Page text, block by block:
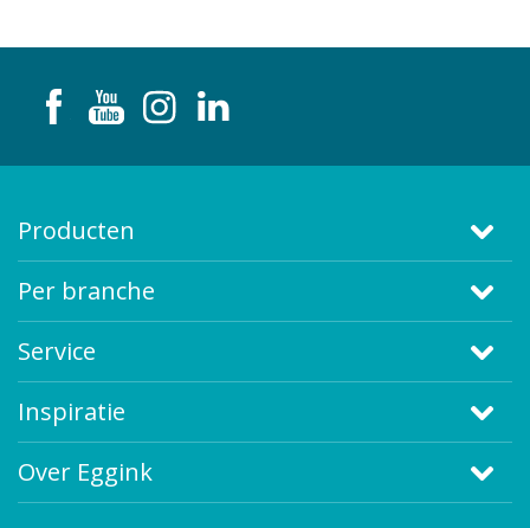
Producten
Per branche
Service
Inspiratie
Over Eggink